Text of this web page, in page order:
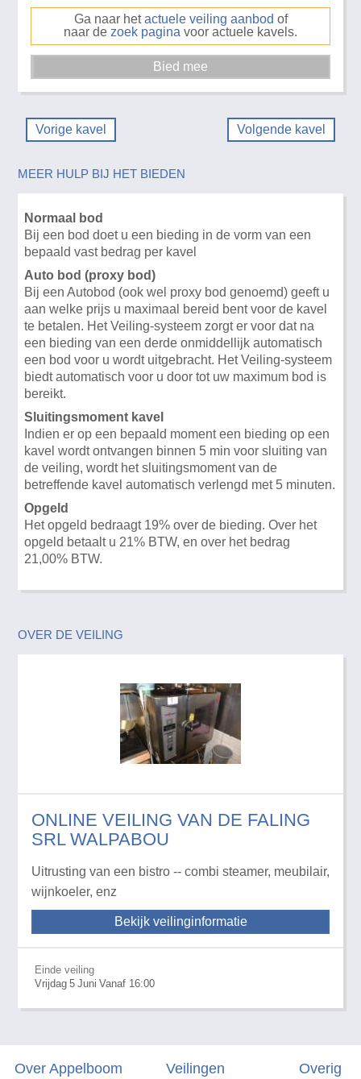
Ga naar hetactuele veiling aanbod of
naar de zoek pagina voor actuele kavels.
Vorige kavel Volgende kavel
MEER HULP BIJ HET BIEDEN
Normaal bod
Bij een bod doet u een bieding in de vorm van een
bepaald vast bedrag per kavel
Auto bod (proxy bod)
Bij een Autobod (ook wel proxy bod genoemd) geeft u
aan welke prijs u maximaal bereid bent voor de kavel
te betalen. Het Veiling-systeem zorgt er voor dat na
een bieding van een derde onmiddellijk automatisch
een bod voor u wordt uitgebracht. Het Veiling-systeem
biedt automatisch voor u door tot uw maximum bod is
bereikt.
Sluitingsmoment kavel
Indien er op een bepaald moment een bieding op een
kavel wordt ontvangen binnen 5 min voor sluiting van
de veiling, wordt het sluitingsmoment van de
betreffende kavel automatisch verlengd met 5 minuten.
Opgeld
Het opgeld bedraagt 19% over de bieding. Over het
opgeld betaalt u 21% BTW, en over het bedrag
21,00% BTW.
OVER DE VEILING
ONLINE VEILING VAN DE FALING
SRL WALPABOU
Uitrusting van een bistro -- combi steamer, meubilair,
wijnkoeler, enz
Bekijk veilinginformatie
Einde veiling
Vrijdag 5 Juni Vanaf 16:00
Over Appelboom Veilingen Overig